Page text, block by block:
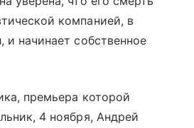
компанией, в
и начинает собственное
премьера которой
4 ноября, Андрей